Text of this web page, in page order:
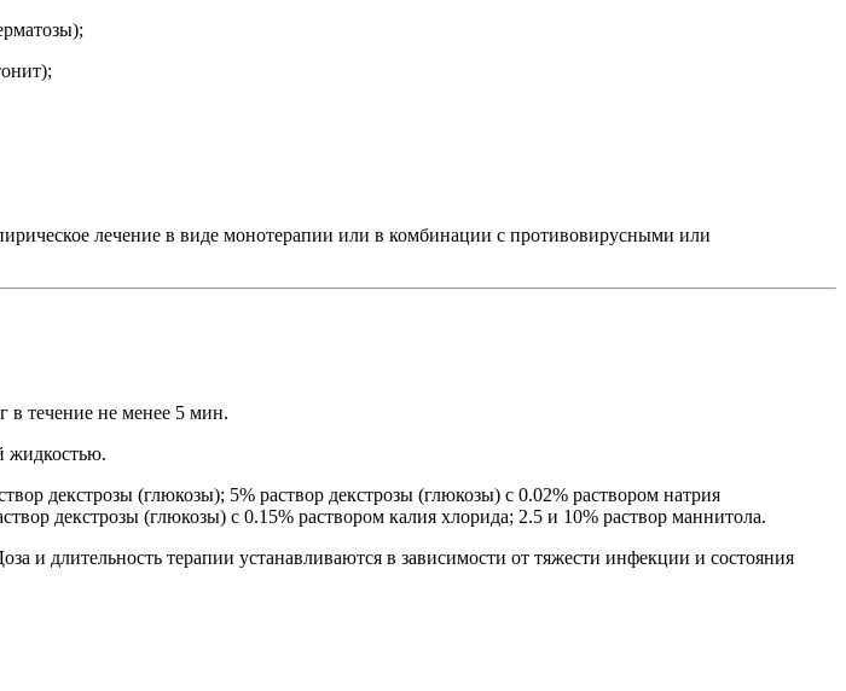
лечение в виде монотерапии или в комбинации с противовирусными или
в течение не менее 5 мин.
жидкостью.
декстрозы (глюкозы); 5% раствор декстрозы (глюкозы) с 0.02% раствором натрия
декстрозы (глюкозы) с 0.15% раствором калия хлорида; 2.5 и 10% раствор маннитола.
и длительность терапии устанавливаются в зависимости от тяжести инфекции и состояния